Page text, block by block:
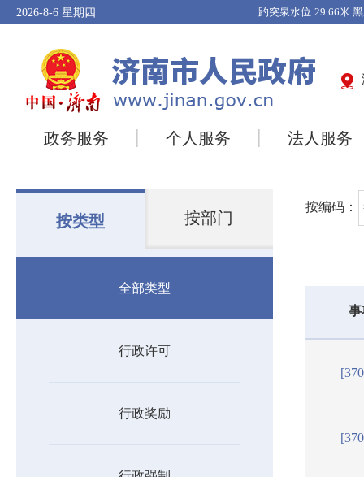
2026-8-6 星期四
政务服务 个人服务 法人服务
按类型 按部门
全部类型
行政许可
行政奖励
按编码：
事